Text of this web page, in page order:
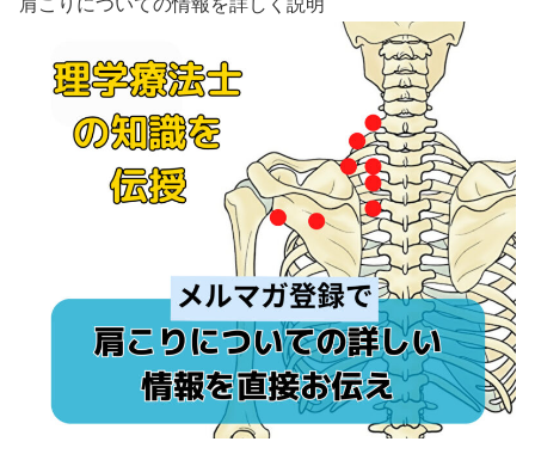
肩こりについての情報を詳しく説明